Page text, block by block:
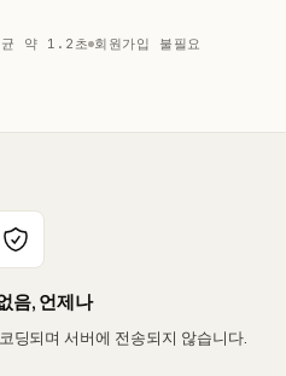
균 약 1.2초 회원가입 불필요
음, 언제나
딩되며 서버에 전송되지 않습니다.